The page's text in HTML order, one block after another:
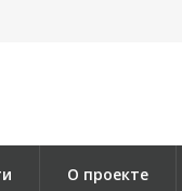
О проекте